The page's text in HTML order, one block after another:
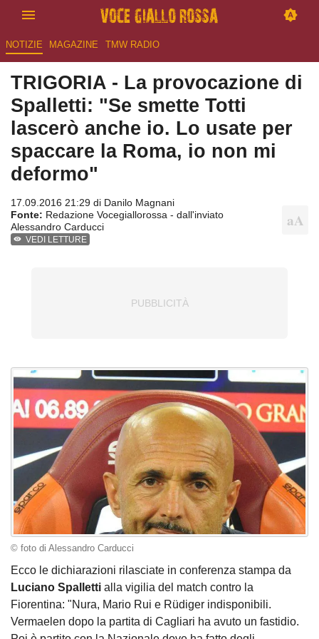
NOTIZIE MAGAZINE TMW RADIO
TRIGORIA - La provocazione di
Spalletti: "Se smette Totti
lascerò anche io. Lo usate per
spaccare la Roma, io non mi
deformo"
17.09.2016 21:29 di Danilo Magnani
Fonte: Redazione Vocegiallorossa - dall'inviato
Alessandro Carducci
VEDI LETTURE
© foto di Alessandro Carducci
Ecco le dichiarazioni rilasciate in conferenza stampa da
Luciano Spalletti alla vigilia del match contro la
Fiorentina: "Nura, Mario Rui e Rüdiger indisponibili.
Vermaelen dopo la partita di Cagliari ha avuto un fastidio.